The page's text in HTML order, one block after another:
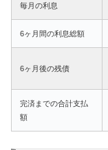
毎月の利息
6ヶ月間の利息総額
6ヶ月後の残債
完済までの合計支払
額